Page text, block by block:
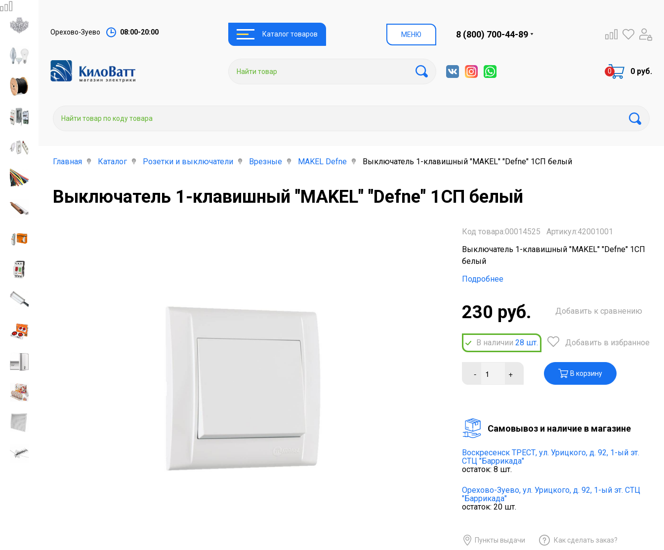
Орехово-Зуево 08:00-20:00 Каталог товаров МЕНЮ 8 (800) 700-44-89
0 руб.
Главная Каталог Розетки и выключатели Врезные MAKEL Defne Выключатель 1-клавишный "MAKEL" "Defne" 1СП белый
Выключатель 1-клавишный "MAKEL" "Defne" 1СП белый
Код товара:00014525
Артикул:42001001
Выключатель 1-клавишный "MAKEL" "Defne" 1СП
белый
Подробнее
230 руб.
В наличии 28 шт.
Добавить к сравнению
Добавить в избранное
- + В корзину
Cамовывоз и наличие в магазине
Воскресенск ТРЕСТ, ул. Урицкого, д. 92, 1-ый эт.
СТЦ "Баррикада"
остаток: 8 шт.
Орехово-Зуево, ул. Урицкого, д. 92, 1-ый эт. СТЦ
"Баррикада"
остаток: 20 шт.
Пункты выдачи Как сделать заказ?